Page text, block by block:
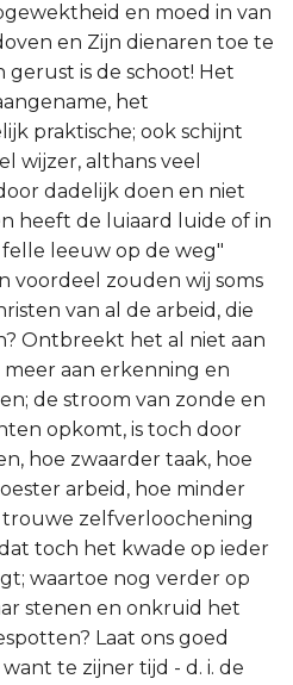
en moed in van
en Zijn dienaren toe te
is de schoot! Het
het
praktische; ook schijnt
wijzer, althans veel
dadelijk doen en niet
heeft de luiaard luide of in
leeuw op de weg"
voordeel zouden wij soms
van al de arbeid, die
Ontbreekt het al niet aan
aan erkenning en
de stroom van zonde en
opkomt, is toch door
hoe zwaarder taak, hoe
arbeid, hoe minder
trouwe zelfverloochening
toch het kwade op ieder
waartoe nog verder op
stenen en onkruid het
Laat ons goed
te zijner tijd - d. i. de